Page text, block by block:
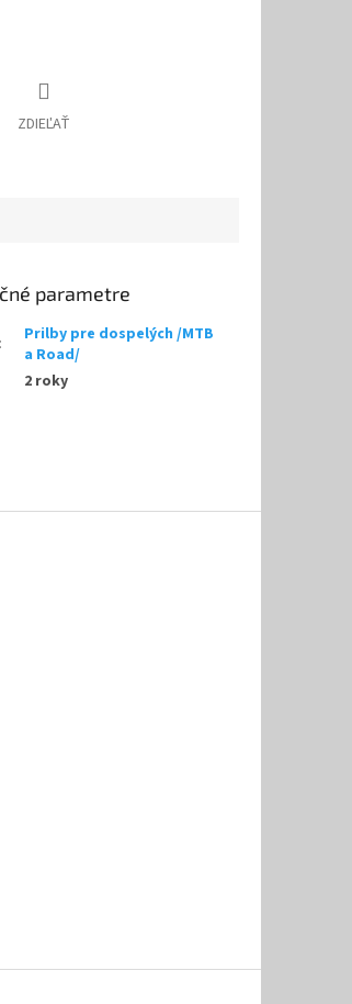
ZDIEĽAŤ
parametre
:
Prilby pre dospelých /MTB
a Road/
2 roky